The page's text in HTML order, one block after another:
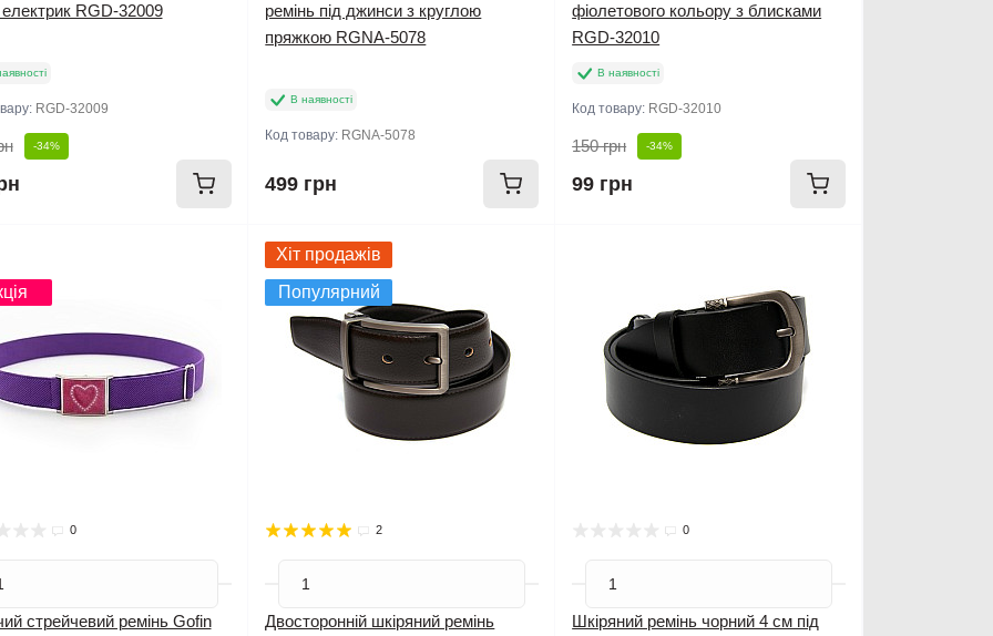
електрик RGD-32009
RGD-32009
-34%
ремінь під джинси з круглою
пряжкою RGNA-5078
В наявності
Код товару: RGNA-5078
499 грн
фіолетового кольору з блисками
RGD-32010
В наявності
Код товару: RGD-32010
150 грн -34%
99 грн
0
стрейчевий ремінь Gofin
Хіт продажів
Популярний
2
Двосторонній шкіряний ремінь
0
Шкіряний ремінь чорний 4 см під